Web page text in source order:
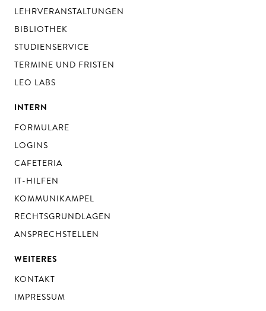
LEHRVERANSTALTUNGEN
BIBLIOTHEK
STUDIENSERVICE
TERMINE UND FRISTEN
LEO LABS
INTERN
FORMULARE
LOGINS
CAFETERIA
IT-HILFEN
KOMMUNIKAMPEL
RECHTSGRUNDLAGEN
ANSPRECHSTELLEN
WEITERES
KONTAKT
IMPRESSUM